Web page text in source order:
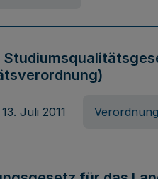
Juli 2011 Verordnung